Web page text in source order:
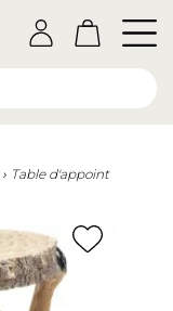
Table d'appoint